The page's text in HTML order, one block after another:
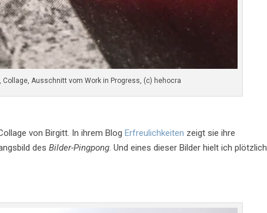
Collage, Ausschnitt vom Work in Progress, (c) hehocra
von Birgitt. In ihrem BlogErfreulichkeiten zeigt sie ihre
desBilder-Pingpong. Und eines dieser Bilder hielt ich plötzlich